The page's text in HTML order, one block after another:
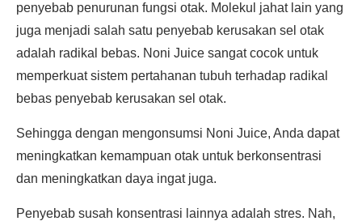
penyebab penurunan fungsi otak. Molekul jahat lain yang
juga menjadi salah satu penyebab kerusakan sel otak
adalah radikal bebas. Noni Juice sangat cocok untuk
memperkuat sistem pertahanan tubuh terhadap radikal
bebas penyebab kerusakan sel otak.
Sehingga dengan mengonsumsi Noni Juice, Anda dapat
meningkatkan kemampuan otak untuk berkonsentrasi
dan meningkatkan daya ingat juga.
Penyebab susah konsentrasi lainnya adalah stres. Nah,